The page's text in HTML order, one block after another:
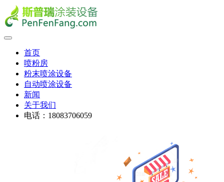
首页
喷粉房
粉末喷涂设备
自动喷涂设备
新闻
关于我们
电话：18083706059